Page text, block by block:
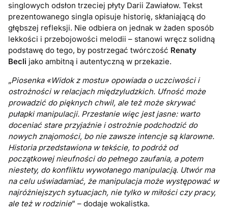
singlowych odsłon trzeciej płyty Darii Zawiałow. Tekst
prezentowanego singla opisuje historię, skłaniającą do
głębszej refleksji. Nie odbiera on jednak w żaden sposób
lekkości i przebojowości melodii – stanowi wręcz solidną
podstawę do tego, by postrzegać twórczość Renaty
Becli jako ambitną i autentyczną w przekazie.
„Piosenka «Widok z mostu» opowiada o uczciwości i
ostrożności w relacjach międzyludzkich. Ufność może
prowadzić do pięknych chwil, ale też może skrywać
pułapki manipulacji. Przesłanie więc jest jasne: warto
doceniać stare przyjaźnie i ostrożnie podchodzić do
nowych znajomości, bo nie zawsze intencje są klarowne.
Historia przedstawiona w tekście, to podróż od
początkowej nieufności do pełnego zaufania, a potem
niestety, do konfliktu wywołanego manipulacją. Utwór ma
na celu uświadamiać, że manipulacja może występować w
najróżniejszych sytuacjach, nie tylko w miłości czy pracy,
ale też w rodzinie” – dodaje wokalistka.